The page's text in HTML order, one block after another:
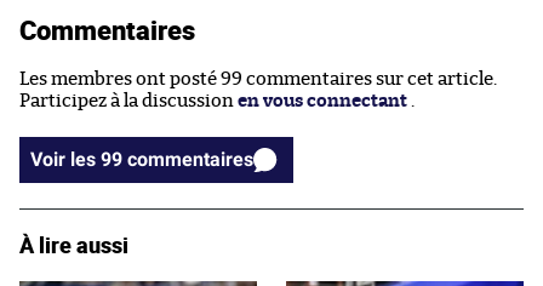
Commentaires
Les membres ont posté 99 commentaires sur cet article.
Participez à la discussion en vous connectant .
Voir les 99 commentaires
À lire aussi